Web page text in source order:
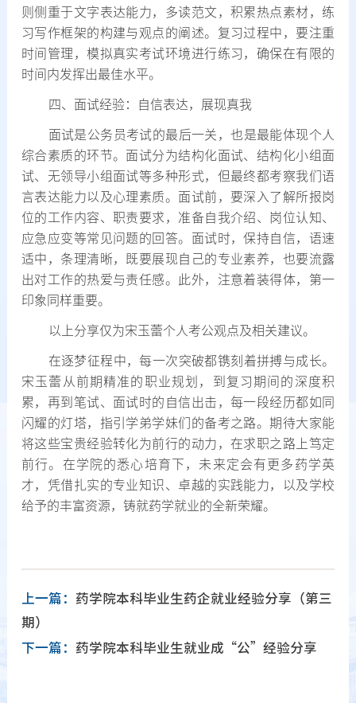
则侧重于文字表达能力，多读范文，积累热点素材，练
习写作框架的构建与观点的阐述。复习过程中，要注重
时间管理，模拟真实考试环境进行练习，确保在有限的
时间内发挥出最佳水平。
四、面试经验：自信表达，展现真我
面试是公务员考试的最后一关，也是最能体现个人
综合素质的环节。面试分为结构化面试、结构化小组面
试、无领导小组面试等多种形式，但最终都考察我们语
言表达能力以及心理素质。面试前，要深入了解所报岗
位的工作内容、职责要求，准备自我介绍、岗位认知、
应急应变等常见问题的回答。面试时，保持自信，语速
适中，条理清晰，既要展现自己的专业素养，也要流露
出对工作的热爱与责任感。此外，注意着装得体，第一
印象同样重要。
以上分享仅为宋玉蕾个人考公观点及相关建议。
在逐梦征程中，每一次突破都镌刻着拼搏与成长。
宋玉蕾从前期精准的职业规划，到复习期间的深度积
累，再到笔试、面试时的自信出击，每一段经历都如同
闪耀的灯塔，指引学弟学妹们的备考之路。期待大家能
将这些宝贵经验转化为前行的动力，在求职之路上笃定
前行。在学院的悉心培育下，未来定会有更多药学英
才，凭借扎实的专业知识、卓越的实践能力，以及学校
给予的丰富资源，铸就药学就业的全新荣耀。
上一篇： 药学院本科毕业生药企就业经验分享（第三
期）
下一篇： 药学院本科毕业生就业成“公”经验分享